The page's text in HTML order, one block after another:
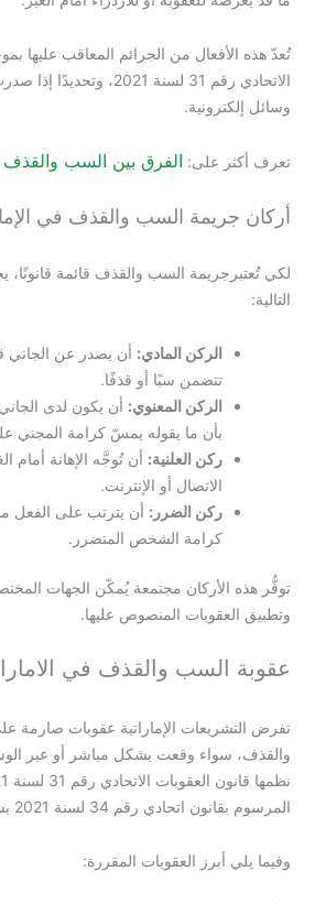
تُعدّ هذه الأفعال من الجرائم المعاقب عليها
الاتحادي رقم 31 لسنة 2021،
وسائل إلكترونية.
تعرف أكثر على: الفرق بين السب والقذف
أركان جريمة السب والقذف في
لكي تُعتبرجريمة السب والقذف قائمة قانونًا،
التالية:
الركن المادي: أن يصدر عن الجاني
تتضمن سبًا أو قذفًا.
الركن المعنوي: أن يكون لدى
بأن ما يقوله يمسّ كرامة المجني
ركن العلنية: أن تُوجَّه الإهانة أمام
الاتصال أو الإنترنت.
ركن الضرر: أن يترتب على
كرامة الشخص المتضرر.
توفُّر هذه الأركان مجتمعة يُمكّن الجهات
وتطبيق العقوبات المنصوص عليها.
عقوبة السب والقذف في
تفرض التشريعات الإماراتية عقوبات صارمة
والقذف، سواء وقعت بشكل مباشر أو عبر
المرسوم بقانون اتحادي رقم 34 لسنة 2021 بشأن الجرائم الإلكترونية.
وفيما يلي أبرز العقوبات المقررة: